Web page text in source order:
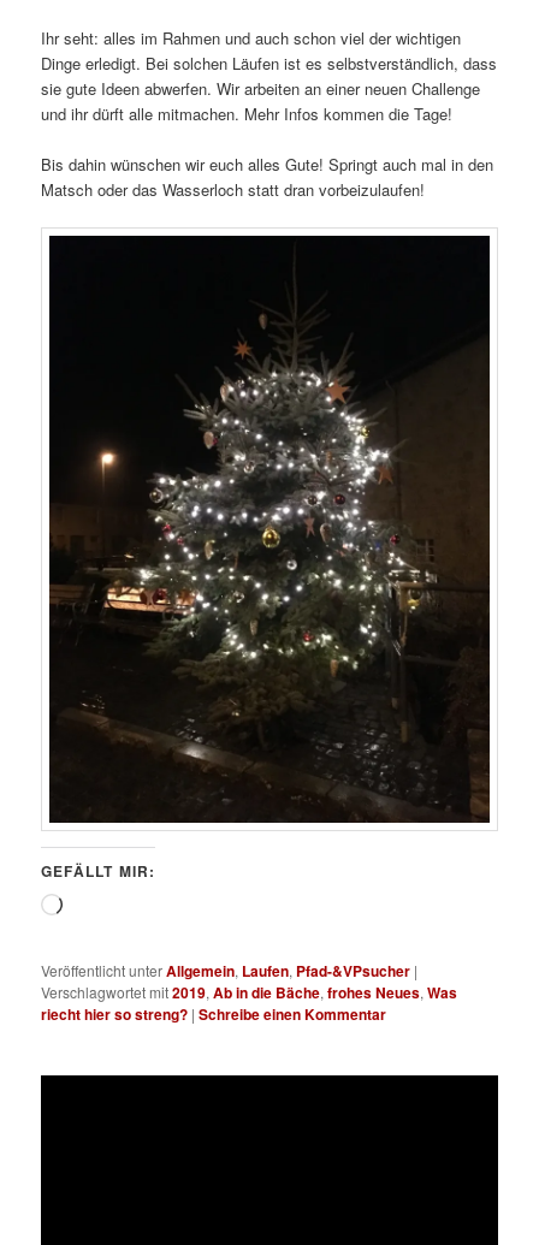
Ihr seht: alles im Rahmen und auch schon viel der wichtigen
Dinge erledigt. Bei solchen Läufen ist es selbstverständlich, dass
sie gute Ideen abwerfen. Wir arbeiten an einer neuen Challenge
und ihr dürft alle mitmachen. Mehr Infos kommen die Tage!
Bis dahin wünschen wir euch alles Gute! Springt auch mal in den
Matsch oder das Wasserloch statt dran vorbeizulaufen!
GEFÄLLT MIR:
Wird
Veröffentlicht unterAllgemein, Laufen, Pfad-&VPsucher |
Verschlagwortet mit2019,Ab in die Bäche,frohes Neues,Was
riecht hier so streng? |Schreibe einen Kommentar